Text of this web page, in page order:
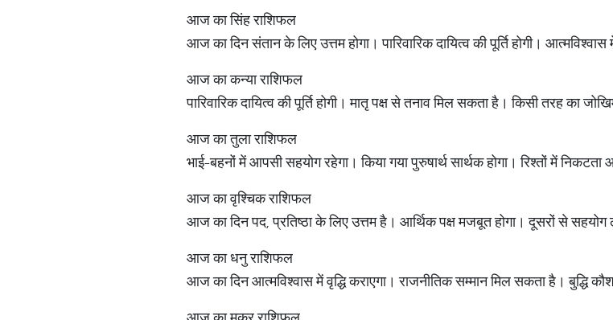
आज का सिंह राशिफल
आज का दिन संतान के लिए उत्तम होगा। पारिवारिक दायित्व की पूर्ति होगी। आत्मविश्वास में
आज का कन्या राशिफल
पारिवारिक दायित्व की पूर्ति होगी। मातृ पक्ष से तनाव मिल सकता है। किसी तरह का
आज का तुला राशिफल
भाई-बहनों में आपसी सहयोग रहेगा। किया गया पुरुषार्थ सार्थक होगा। रिश्तों में निकटता
आज का वृश्चिक राशिफल
आज का दिन पद, प्रतिष्ठा के लिए उत्तम है। आर्थिक पक्ष मजबूत होगा। दूसरों से
आज का धनु राशिफल
आज का दिन आत्मविश्वास में वृद्धि कराएगा। राजनीतिक सम्मान मिल सकता है। बुद्धि